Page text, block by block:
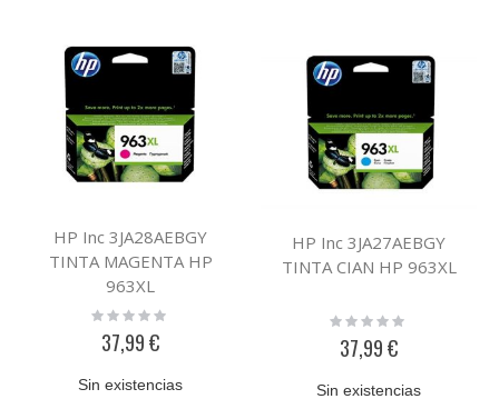
HP Inc 3JA28AEBGY
TINTA MAGENTA HP
963XL
Rating:
37,99 €
Sin existencias
HP Inc 3JA27AEBGY
TINTA CIAN HP 963XL
Rating:
37,99 €
Sin existencias